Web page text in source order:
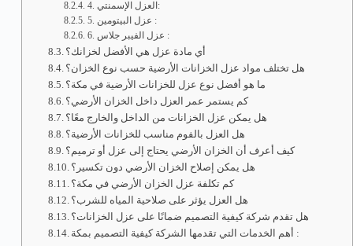
4. العزل الإسمنتي:
5. عزل البيتومين :
6. عزل الفيبر جلاس :
أي مادة عزل هي الأفضل لخزانك؟
هل تختلف مواد عزل الخزانات الأرضية حسب نوع الخزان؟
ما هو أفضل نوع عزل للخزانات الأرضية في مكة؟
كم يستمر عمر العزل داخل الخزان الأرضي؟
هل يمكن عزل الخزانات من الداخل والخارج معًا؟
هل العزل بالفوم مناسب للخزانات الأرضية؟
كيف أعرف أن الخزان الأرضي يحتاج إلى عزل أو ترميم؟
هل يمكن إصلاح الخزان الأرضي دون تكسير؟
كم تكلفة عزل الخزان الأرضي في مكة؟
هل العزل يؤثر على صلاحية المياه للشرب؟
هل تقدم شركة كيفية التصميم ضمانًا على عزل الخزانات؟
أهم الخدمات التي تقدمها الشركة كيفية التصميم بمكة :